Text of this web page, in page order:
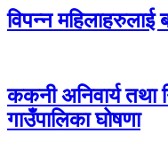
विपन्न महिलाहरुलाई
ककनी अनिवार्य तथा
गाउँपालिका घोषणा